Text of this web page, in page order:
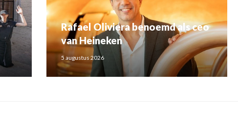
Rafael Oliviera benoemd als ceo
van Heineken
5 augustus 2026